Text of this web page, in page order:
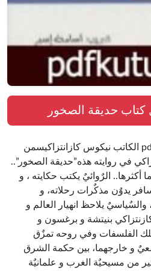
تحميل كتاب حديقة الصخور pdf الكاتب نيكوس كازانتزاكيسمن
في روايته هذه”حديقة الصخور”..
أكثرها.. الرٌوائيٌ يكتب حكايته ، و
يدوٌن مذكٌرات رحلاته، و
والسٌياسيٌ يلاحظ انهيار العالم و
كازنتزاكي بنيتشة و برغسون و
الفلسفات وفي روحه تمزٌق
و خارجهما، بين حكمة الشرق
من مسيحيٌة الغرب و علمانيٌة